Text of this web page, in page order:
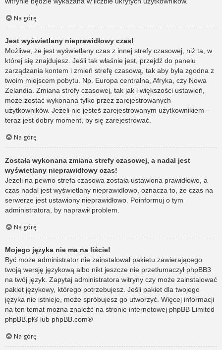
Na górę
Jest wyświetlany nieprawidłowy czas!
Możliwe, że jest wyświetlany czas z innej strefy czasowej, niż ta, w
której się znajdujesz. Jeśli tak właśnie jest, przejdź do panelu
zarządzania kontem i zmień strefę czasową, tak aby była zgodna z
twoim miejscem pobytu. Np. Europa centralna, Afryka, czy Nowa
Zelandia. Zmiana strefy czasowej, tak jak i większości ustawień,
może zostać wykonana tylko przez zarejestrowanych
użytkowników. Jeżeli nie jesteś zarejestrowanym użytkownikiem –
teraz jest dobry moment, by się zarejestrować.
Na górę
Została wykonana zmiana strefy czasowej, a nadal jest
wyświetlany nieprawidłowy czas!
Jeżeli na pewno strefa czasowa została ustawiona prawidłowo, a
czas nadal jest wyświetlany nieprawidłowo, oznacza to, że czas na
serwerze jest ustawiony nieprawidłowo. Poinformuj o tym
administratora, by naprawił problem.
Na górę
Mojego języka nie ma na liście!
Być może administrator nie zainstalował pakietu zawierającego
twoją wersję językową albo nikt jeszcze nie przetłumaczył phpBB3
na twój język. Zapytaj administratora witryny czy może zainstalować
pakiet językowy, którego potrzebujesz. Jeśli pakiet dla twojego
języka nie istnieje, może spróbujesz go utworzyć. Więcej informacji
na ten temat można znaleźć na stronie internetowej phpBB Limited
phpBB.pl® lub phpBB.com®
Na górę